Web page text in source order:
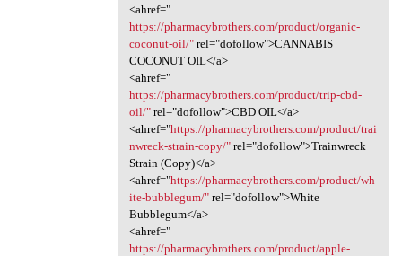
<ahref="
https://pharmacybrothers.com/product/organic-
coconut-oil/"rel="dofollow">CANNABIS
COCONUT OIL</a>
<ahref="
https://pharmacybrothers.com/product/trip-cbd-
oil/"rel="dofollow">CBD OIL</a>
<ahref="https://pharmacybrothers.com/product/trai
nwreck-strain-copy/"rel="dofollow">Trainwreck
Strain (Copy)</a>
<ahref="https://pharmacybrothers.com/product/wh
ite-bubblegum/"rel="dofollow">White
Bubblegum</a>
<ahref="
https://pharmacybrothers.com/product/apple-